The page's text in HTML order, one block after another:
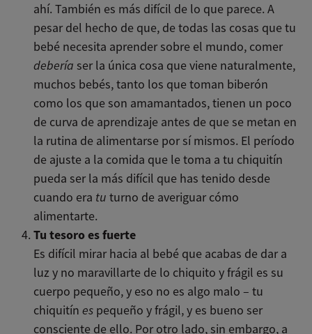
ahí. También es más difícil de lo que parece. A
pesar del hecho de que, de todas las cosas que tu
bebé necesita aprender sobre el mundo, comer
debería ser la única cosa que viene naturalmente,
muchos bebés, tanto los que toman biberón
como los que son amamantados, tienen un poco
de curva de aprendizaje antes de que se metan en
la rutina de alimentarse por sí mismos. El período
de ajuste a la comida que le toma a tu chiquitín
pueda ser la más difícil que has tenido desde
cuando era tu turno de averiguar cómo
alimentarte.
Tu tesoro es fuerte
Es difícil mirar hacia al bebé que acabas de dar a
luz y no maravillarte de lo chiquito y frágil es su
cuerpo pequeño, y eso no es algo malo – tu
chiquitínes pequeño y frágil, y es bueno ser
consciente de ello. Por otro lado, sin embargo, a